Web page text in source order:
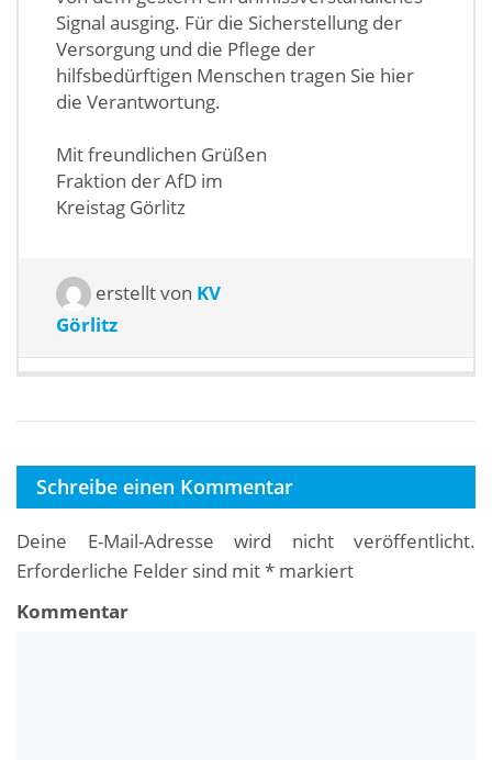
Signal ausging. Für die Sicherstellung der
Versorgung und die Pflege der
hilfsbedürftigen Menschen tragen Sie hier
die Verantwortung.
Mit freundlichen Grüßen
Fraktion der AfD im
Kreistag Görlitz
erstellt von KV
Görlitz
Schreibe einen Kommentar
Deine E-Mail-Adresse wird nicht veröffentlicht.
Erforderliche Felder sind mit* markiert
Kommentar